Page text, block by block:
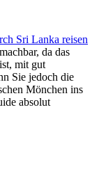
Sri Lanka reisen
da das
mit gut
Sie jedoch die
Mönchen ins
absolut